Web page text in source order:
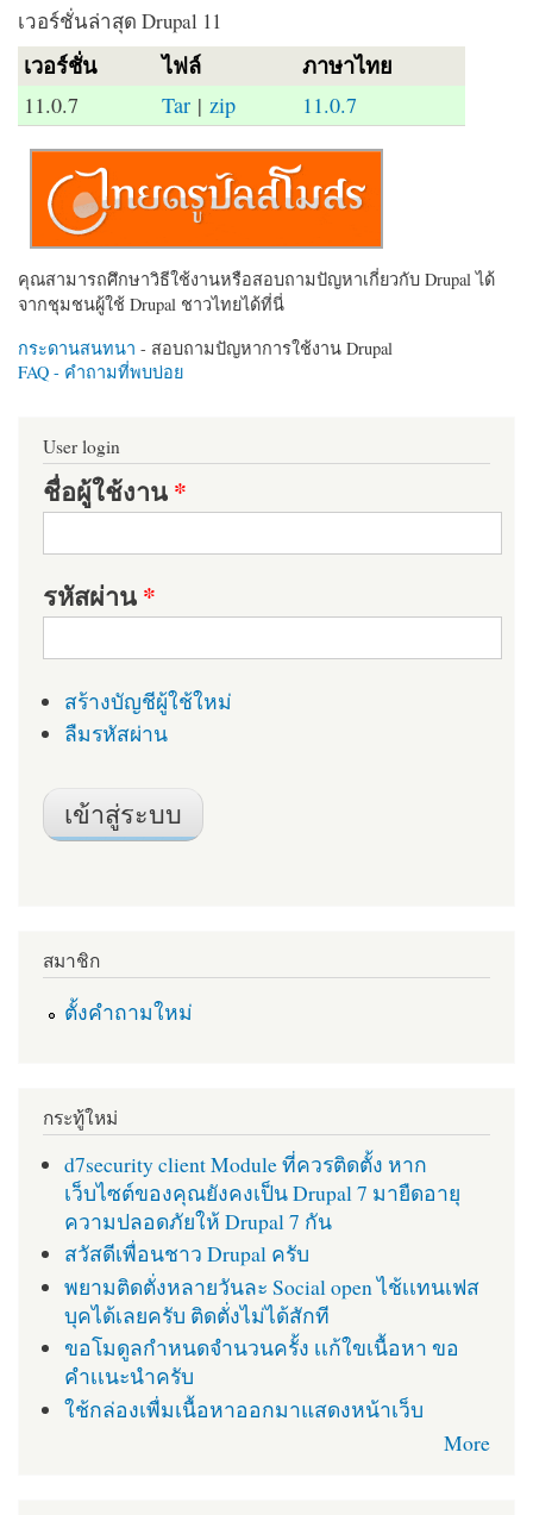
เวอร์ชั่นล่าสุด Drupal 11
เวอร์ชั่น ไฟล์ ภาษาไทย
11.0.7 Tar | zip 11.0.7
คุณสามารถศึกษาวิธีใช้งานหรือสอบถามปัญหาเกี่ยวกับ Drupal ได้
จากชุมชนผู้ใช้ Drupal ชาวไทยได้ที่นี่
กระดานสนทนา - สอบถามปัญหาการใช้งาน Drupal
FAQ - คำถามที่พบบ่อย
User login
ชื่อผู้ใช้งาน*
รหัสผ่าน*
สร้างบัญชีผู้ใช้ใหม่
ลืมรหัสผ่าน
สมาชิก
ตั้งคำถามใหม่
กระทู้ใหม่
d7security client Module ที่ควรติดตั้ง หาก
เว็บไซต์ของคุณยังคงเป็น Drupal 7 มายืดอายุ
ความปลอดภัยให้ Drupal 7 กัน
สวัสดีเพื่อนชาว Drupal ครับ
พยามติดตั่งหลายวันละ Social open ไช้เเทนเฟส
บุคได้เลยครับ ติดตั่งไม่ได้สักที
ขอโมดูลกำหนดจำนวนครั้ง เเก้ใขเนื้อหา ขอ
คำเเนะนำครับ
ใช้กล่องเพื่มเนื้อหาออกมาแสดงหน้าเว็บ
More